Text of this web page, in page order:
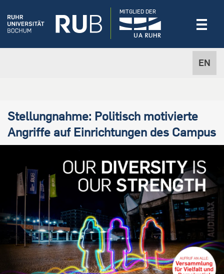
EN
MITGLIED DER
Stellungnahme: Politisch motivierte
Angriffe auf Einrichtungen des Campus